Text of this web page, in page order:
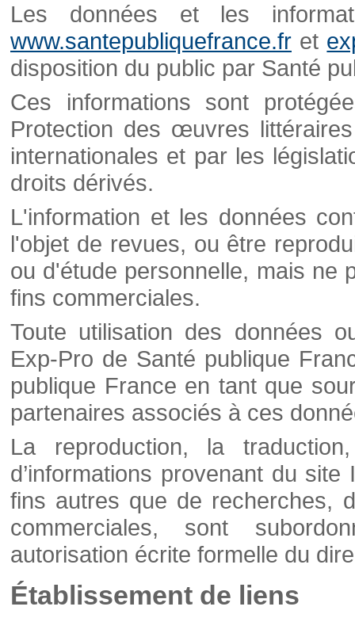
Les données et les
www.santepubliquefrance.fr et
disposition du public par Santé
Ces informations sont
Protection des œuvres
internationales et par les
droits dérivés.
L'information et les données
l'objet de revues, ou être
ou d'étude personnelle, mais ne
fins commerciales.
Toute utilisation des données
Exp-Pro de Santé publique
publique France en tant que
partenaires associés à ces
La reproduction, la
d’informations provenant du
fins autres que de recherches,
commerciales, sont
autorisation écrite formelle du
Établissement de liens